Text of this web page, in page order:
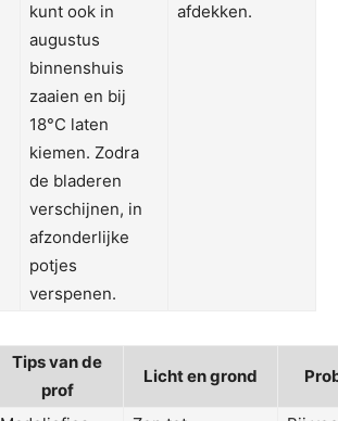
kunt ook in
augustus
binnenshuis
zaaien en bij
18°C laten
kiemen. Zodra
de bladeren
verschijnen, in
afzonderlijke
potjes
verspenen.
afdekken.
Tips van de
prof
Licht en grond